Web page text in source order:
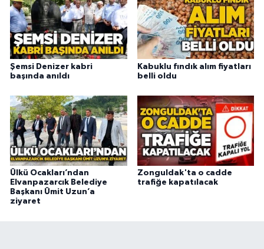
Şemsi Denizer kabri
başında anıldı
Kabuklu fındık alım fiyatları
belli oldu
Ülkü Ocakları’ndan
Elvanpazarcık Belediye
Başkanı Ümit Uzun’a
ziyaret
Zonguldak'ta o cadde
trafiğe kapatılacak